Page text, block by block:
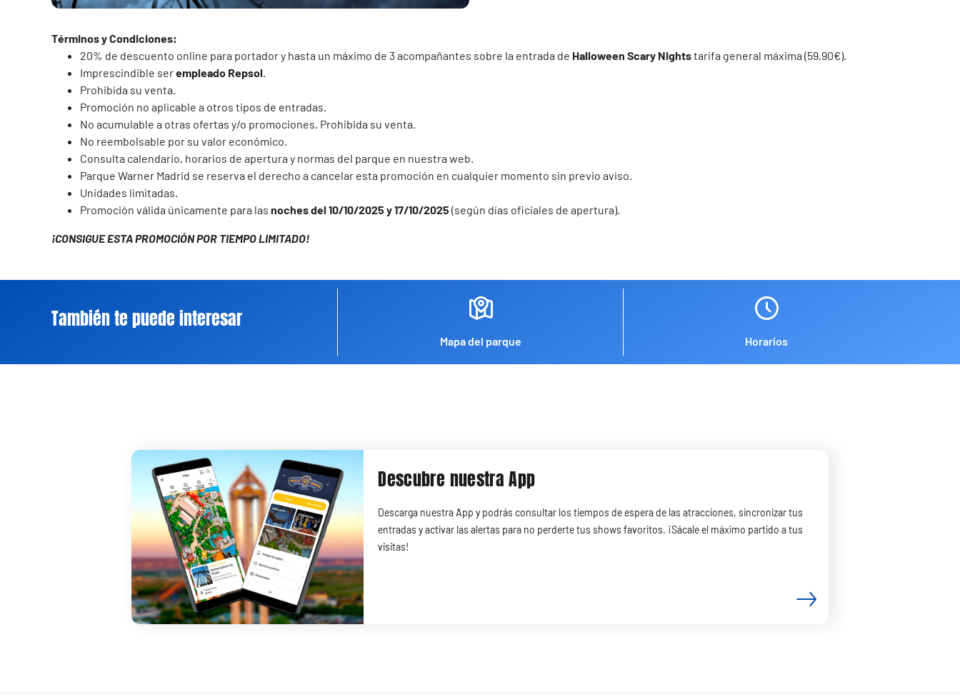
Términos y Condiciones:
20% de descuento online para portador y hasta un máximo de 3 acompañantes sobre la entrada de Halloween Scary Nightstarifa general máxima (59,90€).
Imprescindible serempleado Repsol.
Prohibida su venta.
Promoción no aplicable a otros tipos de entradas.
No acumulable a otras ofertas y/o promociones. Prohibida su venta.
No reembolsable por su valor económico.
Consulta calendario, horarios de apertura y normas del parque en nuestra web.
Parque Warner Madrid se reserva el derecho a cancelar esta promoción en cualquier momento sin previo aviso.
Unidades limitadas.
Promoción válida únicamente para las noches del 10/10/2025 y 17/10/2025 (según días oficiales de apertura).
¡CONSIGUE ESTA PROMOCIÓN POR TIEMPO LIMITADO!
También te puede interesar
Mapa del parque Horarios
Descubre nuestra App
Descarga nuestra App y podrás consultar los tiempos de espera de las atracciones, sincronizar tus
entradas y activar las alertas para no perderte tus shows favoritos. ¡Sácale el máximo partido a tus
visitas!